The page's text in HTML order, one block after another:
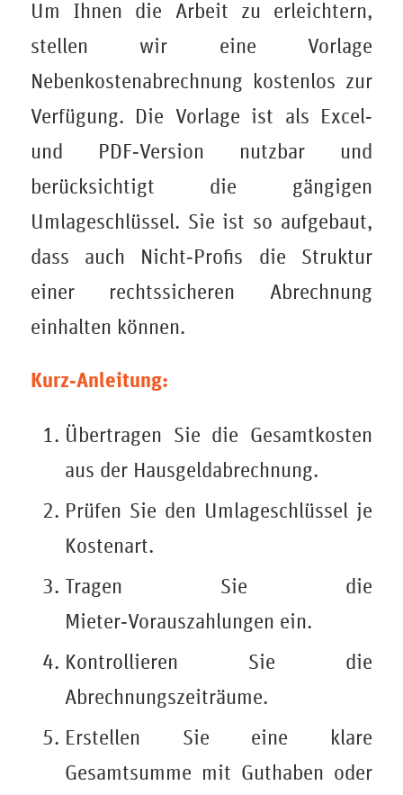
Um Ihnen die Arbeit zu erleichtern,
stellen wir eine Vorlage
Nebenkostenabrechnung kostenlos zur
Verfügung. Die Vorlage ist als Excel‑
und PDF‑Version nutzbar und
berücksichtigt die gängigen
Umlageschlüssel. Sie ist so aufgebaut,
dass auch Nicht‑Profis die Struktur
einer rechtssicheren Abrechnung
einhalten können.
Kurz‑Anleitung:
Übertragen Sie die Gesamtkosten
aus der Hausgeldabrechnung.
Prüfen Sie den Umlageschlüssel je
Kostenart.
Tragen Sie die
Mieter‑Vorauszahlungen ein.
Kontrollieren Sie die
Abrechnungszeiträume.
Erstellen Sie eine klare
Gesamtsumme mit Guthaben oder